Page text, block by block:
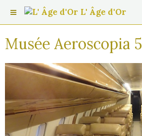
L' Âge d'Or
Musée Aeroscopia 5